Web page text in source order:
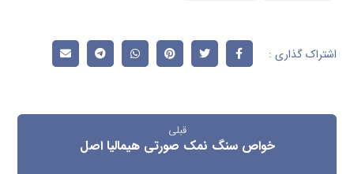
قبلی
خواص سنگ نمک صورتی هیمالیا اصل